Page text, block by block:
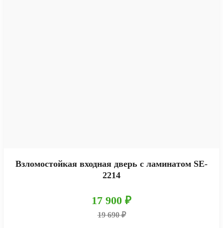
Взломостойкая входная дверь с ламинатом SE-
2214
17 900 ₽
19 690 ₽